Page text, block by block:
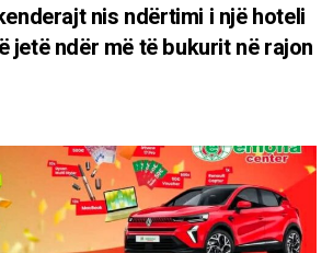
nis ndërtimi i një hoteli
jetë ndër më të bukurit në rajon